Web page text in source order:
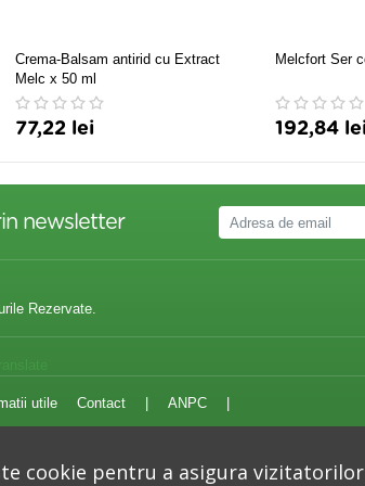
Crema-Balsam antirid cu Extract
Melc x 50 ml
77,22 lei
Melcfort Ser
192,84 lei
newsletter
Rezervate.
utile Contact ANPC
cookie pentru a asigura